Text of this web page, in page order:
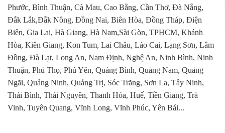
Phước, Bình Thuận, Cà Mau, Cao Bằng, Cần Thơ, Đà Nẵng,
Đắk Lắk,Đắk Nông, Đồng Nai, Biên Hòa, Đồng Tháp, Điện
Biên, Gia Lai, Hà Giang, Hà Nam,Sài Gòn, TPHCM, Khánh
Hòa, Kiên Giang, Kon Tum, Lai Châu, Lào Cai, Lạng Sơn, Lâm
Đồng, Đà Lạt, Long An, Nam Định, Nghệ An, Ninh Bình, Ninh
Thuận, Phú Thọ, Phú Yên, Quảng Bình, Quảng Nam, Quảng
Ngãi, Quảng Ninh, Quảng Trị, Sóc Trăng, Sơn La, Tây Ninh,
Thái Bình, Thái Nguyên, Thanh Hóa, Huế, Tiền Giang, Trà
Vinh, Tuyên Quang, Vĩnh Long, Vĩnh Phúc, Yên Bái...